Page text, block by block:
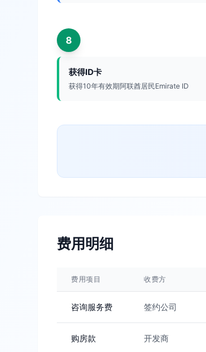
8
获得ID卡
获得10年有效期阿联酋居民Emirate ID
费用明细
费用项目 收费方
咨询服务费 签约公司
购房款 开发商